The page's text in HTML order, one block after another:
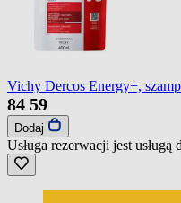
Vichy Dercos Energy+,
84 59
Dodaj
Usługa rezerwacji jest usługą